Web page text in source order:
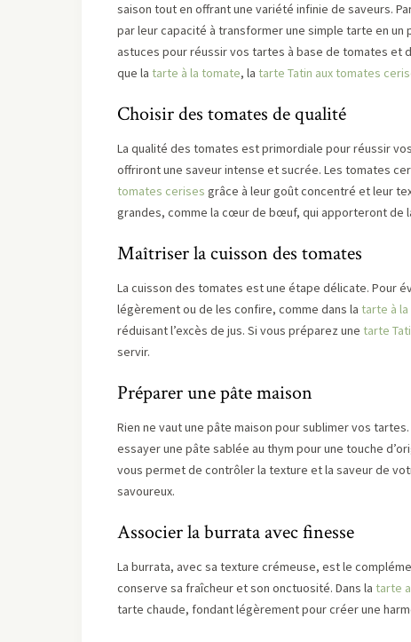
saison tout en offrant une variété infinie de saveurs.
par leur capacité à transformer une simple tarte en
astuces pour réussir vos tartes à base de tomates et
que la tarte à la tomate, la tarte Tatin aux tomates
Choisir des tomates de qualité
La qualité des tomates est primordiale pour réussir
offriront une saveur intense et sucrée. Les tomates
tomates cerises grâce à leur goût concentré et leur
grandes, comme la cœur de bœuf, qui apporteront de
Maîtriser la cuisson des tomates
La cuisson des tomates est une étape délicate. Pour
légèrement ou de les confire, comme dans la tarte à
réduisant l’excès de jus. Si vous préparez une tarte
servir.
Préparer une pâte maison
Rien ne vaut une pâte maison pour sublimer vos
essayer une pâte sablée au thym pour une touche
vous permet de contrôler la texture et la saveur de
savoureux.
Associer la burrata avec finesse
La burrata, avec sa texture crémeuse, est le
conserve sa fraîcheur et son onctuosité. Dans la tarte
tarte chaude, fondant légèrement pour créer une